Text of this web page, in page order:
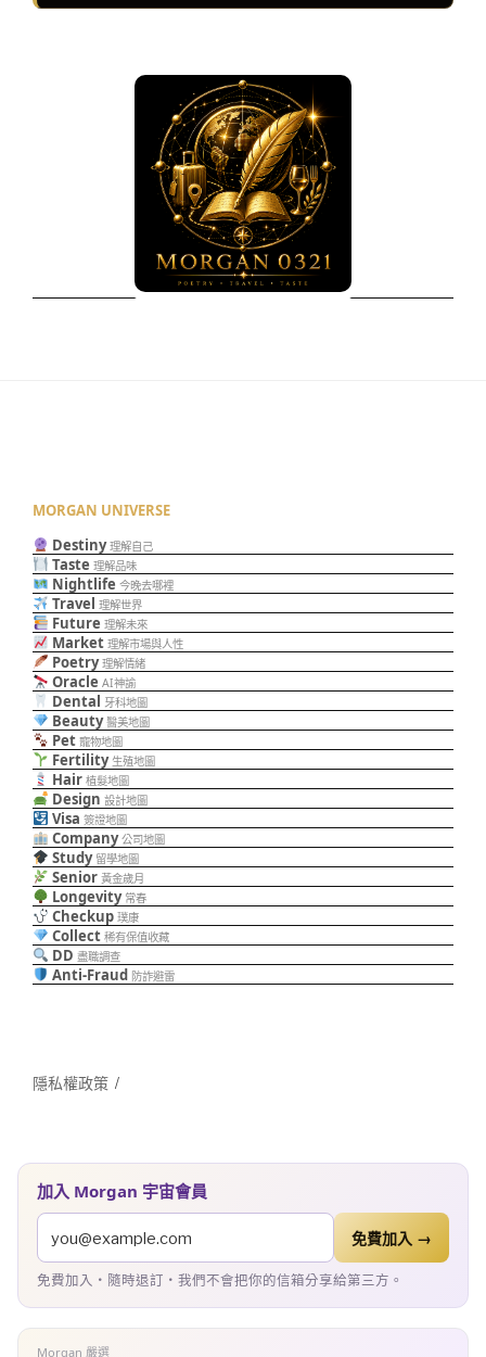
MORGAN UNIVERSE
Destiny 理解自己
Taste 理解品味
Nightlife 今晚去哪裡
Travel 理解世界
Future 理解未來
Market 理解市場與人性
Poetry 理解情緒
Oracle AI神諭
Dental 牙科地圖
Beauty 醫美地圖
Pet 寵物地圖
Fertility 生殖地圖
Hair 植髮地圖
Design 設計地圖
Visa 簽證地圖
Company 公司地圖
Study 留學地圖
Senior 黃金歲月
Longevity 常春
Checkup 璞康
Collect 稀有保值收藏
DD 盡職調查
Anti-Fraud 防詐避雷
隱私權政策
加入 Morgan 宇宙會員
免費加入 →
免費加入・隨時退訂・我們不會把你的信箱分享給第三方。
Morgan 嚴選